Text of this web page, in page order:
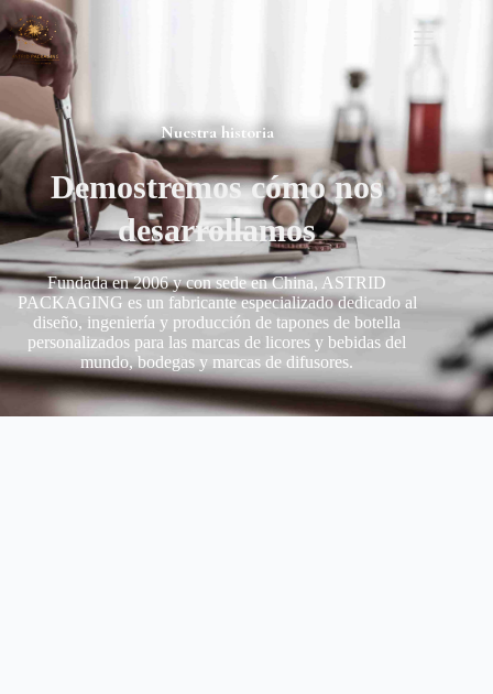
Nuestra historia
Demostremos cómo nos
desarrollamos
Fundada en 2006 y con sede en China, ASTRID
PACKAGING es un fabricante especializado dedicado al
diseño, ingeniería y producción de tapones de botella
personalizados para las marcas de licores y bebidas del
mundo, bodegas y marcas de difusores.